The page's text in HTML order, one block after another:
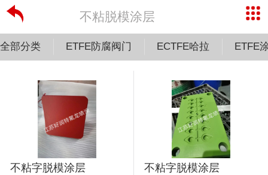
不粘脱模涂层
全部分类 ETFE防腐阀门 ECTFE哈拉 ETFE
不粘字脱模涂层 不粘字脱模涂层